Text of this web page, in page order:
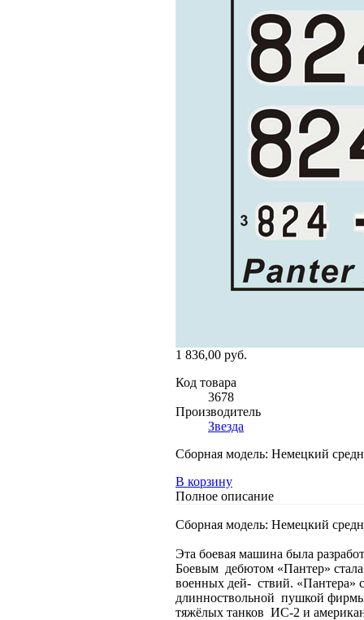
1 836,00 руб.
Код товара
3678
Производитель
Звезда
Сборная модель: Немецкий
В корзину
Полное описание
Сборная модель: Немецкий
Эта боевая машина была
Боевым дебютом «Пантер» стала
военных дей- ствий. «Пантера»
длинноствольной пушкой фирмы
тяжёлых танков ИС-2 и